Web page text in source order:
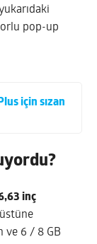
pop-up
için sızan
inç
ve 6 / 8 GB